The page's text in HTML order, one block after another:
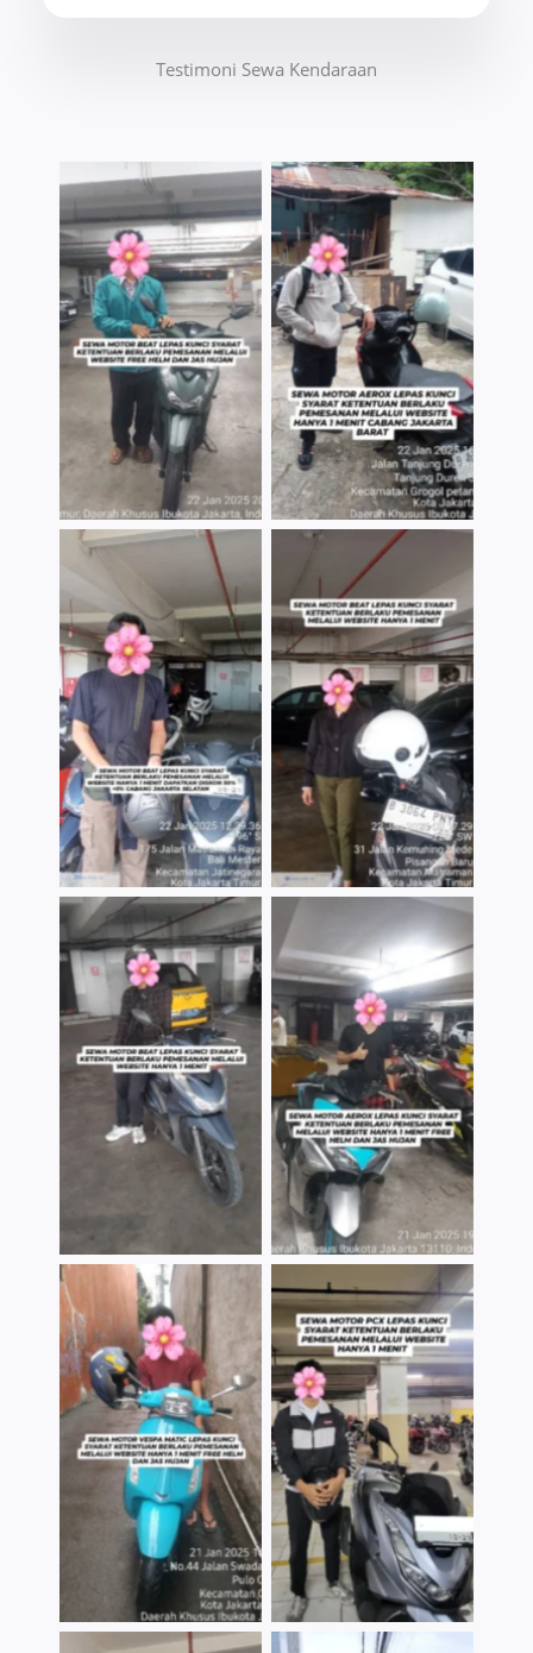
Testimoni Sewa Kendaraan
TNo Caption TNo Caption
TNo Caption TNo Caption
TNo Caption TNo Caption
TNo Caption TNo Caption